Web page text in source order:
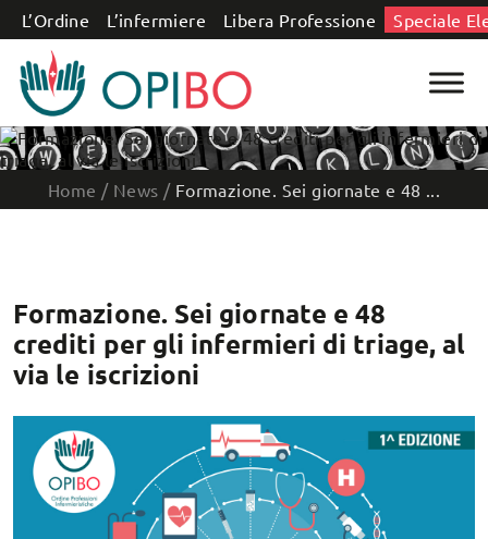
Salta al contenuto
L’Ordine L’infermiere Libera Professione Speciale
Home / News / Formazione. Sei giornate e 48 ...
Formazione. Sei giornate e 48
crediti per gli infermieri di triage, al
via le iscrizioni